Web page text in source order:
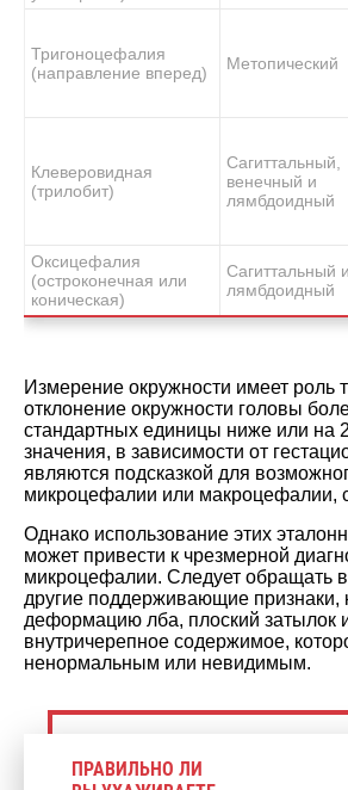
Тригоноцефалия
(направление вперед)
Метопический
Клеверовидная
(трилобит)
Сагиттальный,
венечный и
лямбдоидный
Оксицефалия
(остроконечная или
коническая)
Сагиттальный и
лямбдоидный
Измерение окружности имеет роль
отклонение окружности головы
стандартных единицы ниже или на
значения, в зависимости от
являются подсказкой для
микроцефалии или макроцефалии,
Однако использование этих
может привести к чрезмерной
микроцефалии. Следует обращать
другие поддерживающие признаки,
деформацию лба, плоский затылок
внутричерепное содержимое,
ненормальным или невидимым.
ПРАВИЛЬНО ЛИ